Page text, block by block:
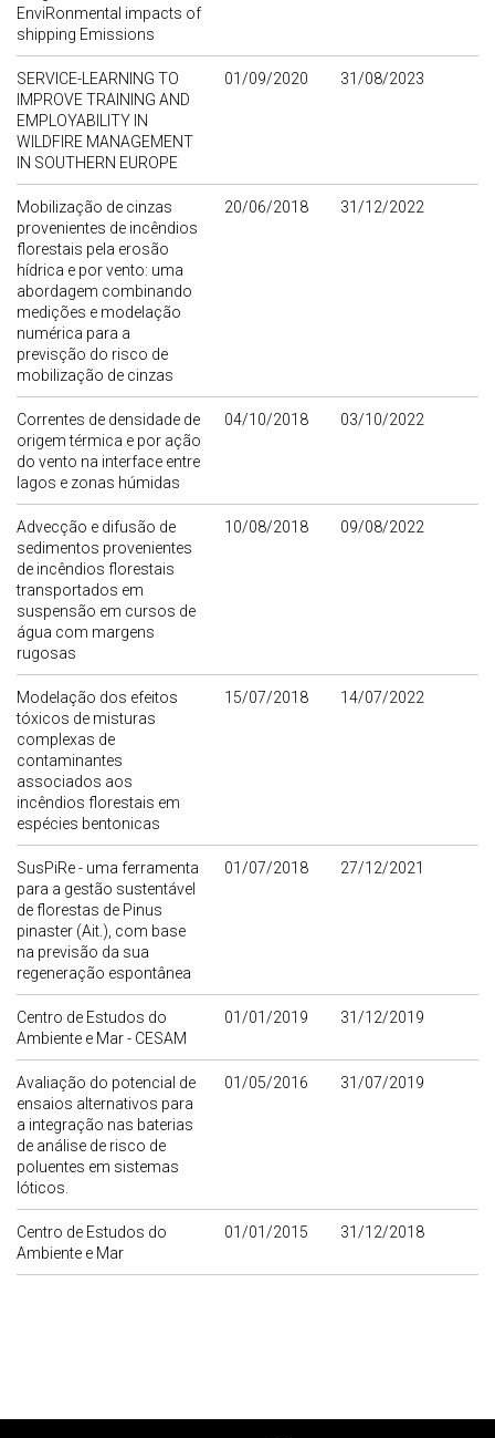
EnviRonmental impacts of
shipping Emissions
SERVICE-LEARNING TO
IMPROVE TRAINING AND
EMPLOYABILITY IN
WILDFIRE MANAGEMENT
IN SOUTHERN EUROPE
01/09/2020 31/08/2023
Mobilização de cinzas
provenientes de incêndios
florestais pela erosão
hídrica e por vento: uma
abordagem combinando
medições e modelação
numérica para a
previsção do risco de
mobilização de cinzas
20/06/2018 31/12/2022
Correntes de densidade de
origem térmica e por ação
do vento na interface entre
lagos e zonas húmidas
04/10/2018 03/10/2022
Advecção e difusão de
sedimentos provenientes
de incêndios florestais
transportados em
suspensão em cursos de
água com margens
rugosas
10/08/2018 09/08/2022
Modelação dos efeitos
tóxicos de misturas
complexas de
contaminantes
associados aos
incêndios florestais em
espécies bentonicas
15/07/2018 14/07/2022
SusPiRe - uma ferramenta
para a gestão sustentável
de florestas de Pinus
pinaster (Ait.), com base
na previsão da sua
regeneração espontânea
01/07/2018 27/12/2021
Centro de Estudos do
Ambiente e Mar - CESAM
01/01/2019 31/12/2019
Avaliação do potencial de
ensaios alternativos para
a integração nas baterias
de análise de risco de
poluentes em sistemas
lóticos.
01/05/2016 31/07/2019
Centro de Estudos do
Ambiente e Mar
01/01/2015 31/12/2018